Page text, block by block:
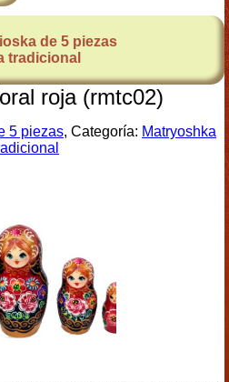
de 5 piezas
tradicional
roja (rmtc02)
5 piezas, Categoría: Matryoshka